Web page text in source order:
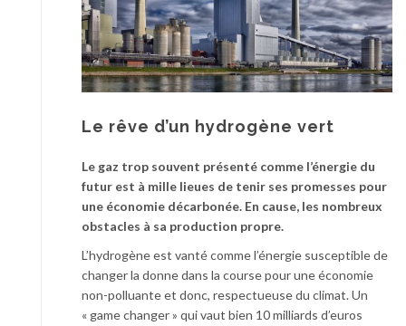
Le rêve d’un hydrogène vert
Le gaz trop souvent présenté comme l’énergie du
futur est à mille lieues de tenir ses promesses pour
une économie décarbonée. En cause, les nombreux
obstacles à sa production propre.
L’hydrogène est vanté comme l’énergie susceptible de
changer la donne dans la course pour une économie
non-polluante et donc, respectueuse du climat. Un
« game changer » qui vaut bien 10 milliards d’euros